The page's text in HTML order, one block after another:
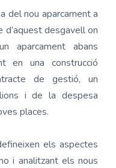
del nou aparcament a
d’aquest desgavell on
aparcament abans
en una construcció
de gestió, un
i de la despesa
places.
els aspectes
i analitzant els nous